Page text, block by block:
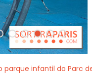
parque infantil do Parc